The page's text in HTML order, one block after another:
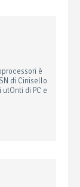
è
di Cinisello
di PC e